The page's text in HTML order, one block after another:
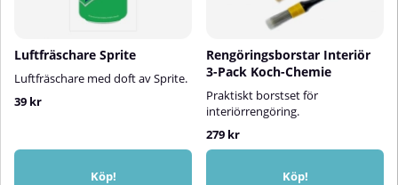
Luftfräschare Sprite
Luftfräschare med doft av Sprite.
39 kr
Köp!
Rengöringsborstar Interiör
3-Pack Koch-Chemie
Praktiskt borstset för
interiörrengöring.
279 kr
Köp!